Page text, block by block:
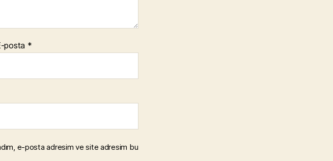
posta *
e-posta adresim ve site adresim bu